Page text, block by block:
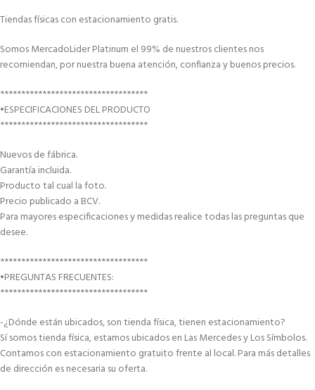
Tiendas físicas con estacionamiento gratis.
Somos MercadoLider Platinum el 99% de nuestros clientes nos
recomiendan, por nuestra buena atención, confianza y buenos precios.
***********************************
•ESPECIFICACIONES DEL PRODUCTO
***********************************
Nuevos de fábrica.
Garantía incluida.
Producto tal cual la foto.
Precio publicado a BCV.
Para mayores especificaciones y medidas realice todas las preguntas que
desee.
***********************************
•PREGUNTAS FRECUENTES:
***********************************
-¿Dónde están ubicados, son tienda física, tienen estacionamiento?
Sí somos tienda física, estamos ubicados en Las Mercedes y Los Símbolos.
Contamos con estacionamiento gratuito frente al local. Para más detalles
de dirección es necesaria su oferta.